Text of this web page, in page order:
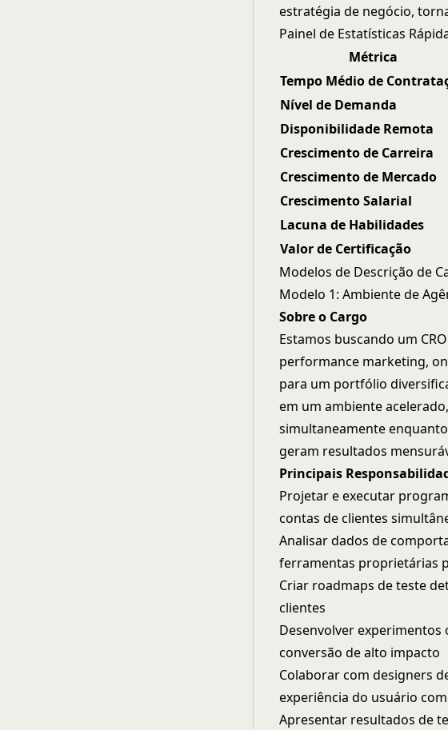
estratégia de negócio,
Painel de Estatísticas
Métrica
Tempo Médio de
Nível de Demanda
Disponibilidade Remota
Crescimento de Carreira
Crescimento de Mercado
Crescimento Salarial
Lacuna de Habilidades
Valor de Certificação
Modelos de Descrição de
Modelo 1: Ambiente de
Sobre o Cargo
Estamos buscando um
performance marketing,
para um portfólio
em um ambiente
simultaneamente
geram resultados
Principais
Projetar e executar
contas de clientes
Analisar dados de
ferramentas proprietárias
Criar roadmaps de teste
clientes
Desenvolver
conversão de alto impacto
Colaborar com designers
experiência do usuário
Apresentar resultados de